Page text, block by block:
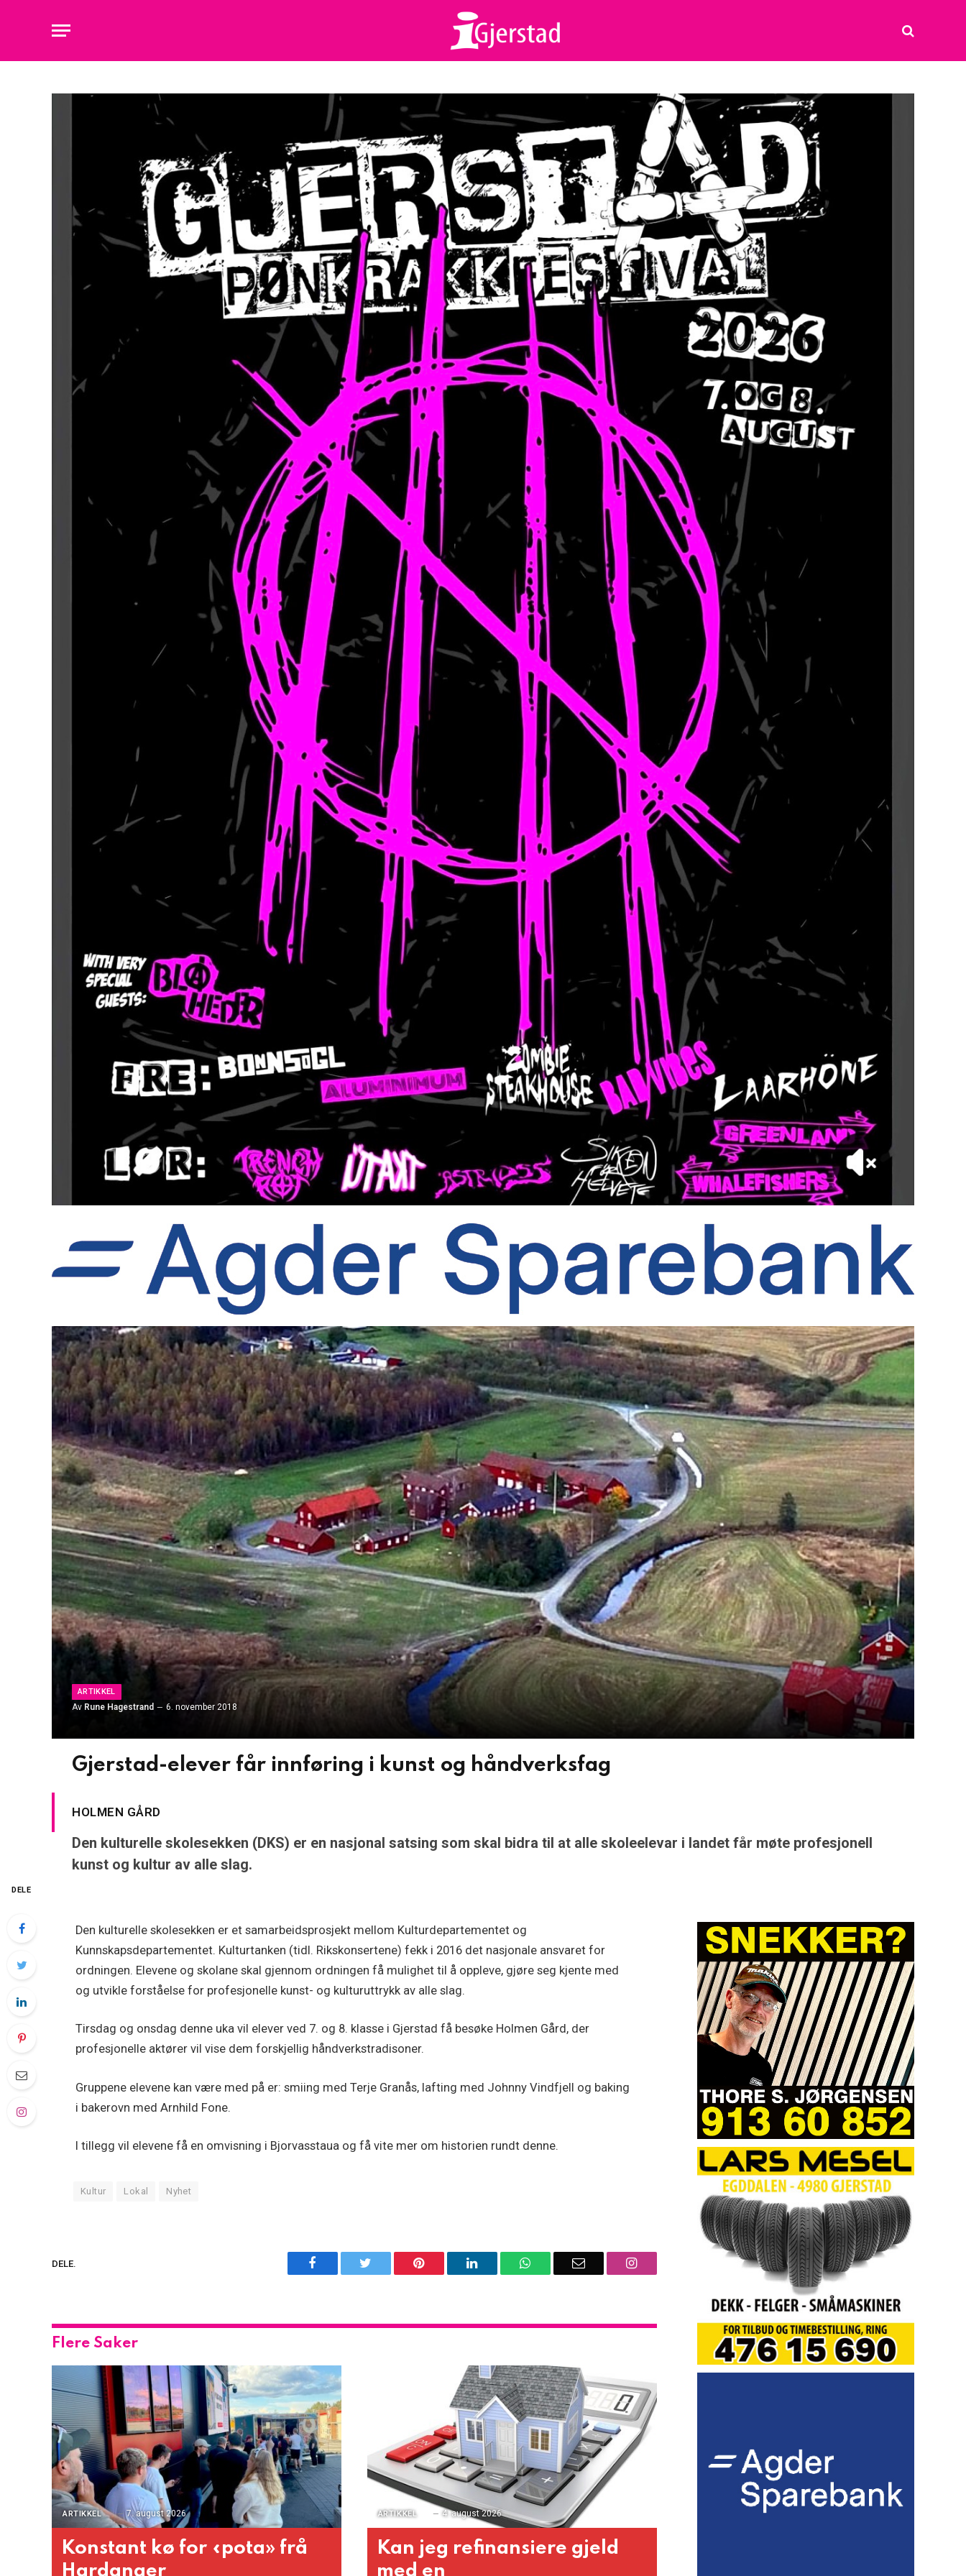
ARTIKKEL
Av Rune Hagestrand 6. november 2018
Gjerstad-elever får innføring i kunst og håndverksfag
HOLMEN GÅRD
Den kulturelle skolesekken (DKS) er en nasjonal satsing som skal bidra til at alle skoleelevar i landet får møte profesjonell
kunst og kultur av alle slag.
DELE
Den kulturelle skolesekken er et samarbeidsprosjekt mellom Kulturdepartementet og
Kunnskapsdepartementet. Kulturtanken (tidl. Rikskonsertene) fekk i 2016 det nasjonale ansvaret for
ordningen. Elevene og skolane skal gjennom ordningen få mulighet til å oppleve, gjøre seg kjente med
og utvikle forståelse for profesjonelle kunst- og kulturuttrykk av alle slag.
Tirsdag og onsdag denne uka vil elever ved 7. og 8. klasse i Gjerstad få besøke Holmen Gård, der
profesjonelle aktører vil vise dem forskjellig håndverkstradisoner.
Gruppene elevene kan være med på er: smiing med Terje Granås, lafting med Johnny Vindfjell og baking
i bakerovn med Arnhild Fone.
I tillegg vil elevene få en omvisning i Bjorvasstaua og få vite mer om historien rundt denne.
Kultur Lokal Nyhet
DELE. Facebook Pinterest LinkedIn WhatsAppEmail Instagram
Flere Saker
ARTIKKEL 7. august 2026
Konstant kø for «pota» frå
Hardanger
ARTIKKEL 4. august 2026
Kan jeg refinansiere gjeld
med en